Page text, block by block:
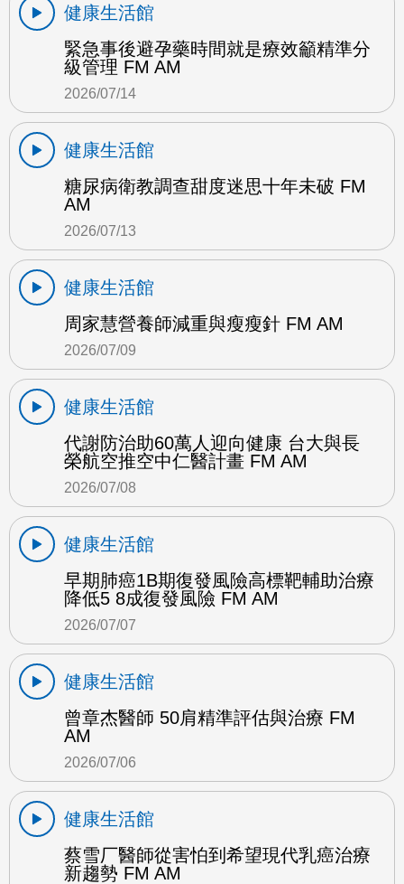
健康生活館
緊急事後避孕藥時間就是療效籲精準分
級管理 FM AM
2026/07/14
健康生活館
糖尿病衛教調查甜度迷思十年未破 FM
AM
2026/07/13
健康生活館
周家慧營養師減重與瘦瘦針 FM AM
2026/07/09
健康生活館
代謝防治助60萬人迎向健康 台大與長
榮航空推空中仁醫計畫 FM AM
2026/07/08
健康生活館
早期肺癌1B期復發風險高標靶輔助治療
降低5 8成復發風險 FM AM
2026/07/07
健康生活館
曾章杰醫師 50肩精準評估與治療 FM
AM
2026/07/06
健康生活館
蔡雪厂醫師從害怕到希望現代乳癌治療
新趨勢 FM AM